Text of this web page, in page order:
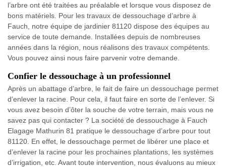
l’arbre ont été traitées au préalable et lorsque vous disposez de
bons matériels. Pour les travaux de dessouchage d’arbre à
Fauch, notre équipe de jardinier 81120 dispose des équipes au
service de toute demande. Installées depuis de nombreuses
années dans la région, nous réalisons des travaux compétents.
Vous pouvez ainsi nous faire parvenir votre demande.
Confier le dessouchage à un professionnel
Après un abattage d’arbre, le fait de faire un dessouchage permet
d’enlever la racine. Pour cela, il faut faire en sorte de l’enlever. Si
vous avez besoin d’ôter la souche de votre terrain, mais vous ne
savez pas qui contacter ? La société de dessouchage à Fauch
Elagage Mathurin 81 pratique le dessouchage d’arbre pour tout
81120. En effet, le dessouchage permet de libérer une place et
d’enlever la racine pour les prochaines plantations, les systèmes
d’irrigation, etc. Avant toute intervention, nous évaluons au mieux